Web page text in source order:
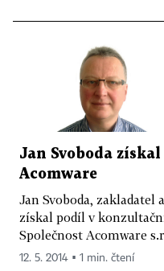
Jan Svoboda
Acomware
Jan Svoboda,
získal podíl v
Společnost Acomware
12. 5. 2014 ▪ 1 min. čtení